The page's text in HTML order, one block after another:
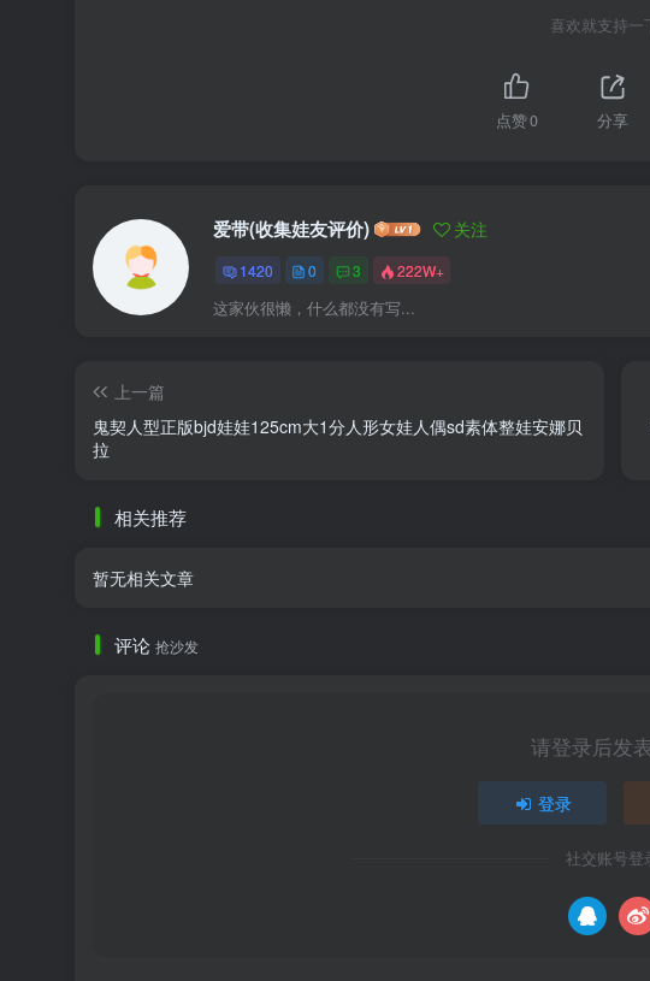
喜欢就支持一
点赞0 分享
爱带(收集娃友评价) 关注
1420 0 3 222W+
这家伙很懒，什么都没有写...
上一篇
鬼契人型正版bjd娃娃125cm大1分人形女娃人偶sd素体整娃安娜贝
拉
相关推荐
暂无相关文章
评论 抢沙发
请登录后发
登录
社交账号登